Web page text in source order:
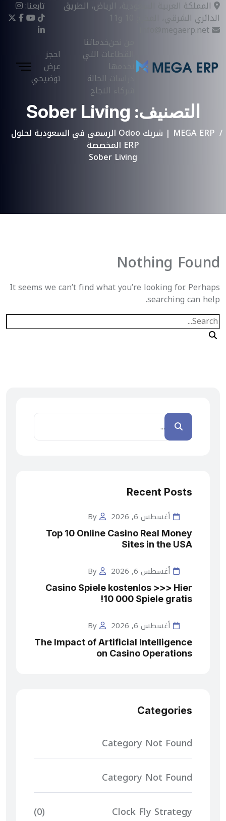
المملكة العربية السعودية، الرياض، الطريق
الدائري الشرقي، المخرج 10 و11
تابعنا:
من نحنخدماتنا
القطاعات التي
نخدمها
دراسات الحالة
شركاء النجاح
احجز
عرض
توضيحي
التصنيف: Sober Living
MEGA ERP | شريك Odoo الرسمي في السعودية لحلول
ERP المخصصة
Sober Living
Nothing Found
It seems we can’t find what you’re looking for. Perhaps
searching can help.
Recent Posts
أغسطس 6, 2026
Top 10 Online Casino Real Money
Sites in the USA
أغسطس 6, 2026
Casino Spiele kostenlos >>> Hier
10 000 Spiele gratis!
أغسطس 6, 2026
The Impact of Artificial Intelligence
on Casino Operations
Categories
Category Not Found
Category Not Found
Clock Fly Strategy
(0)